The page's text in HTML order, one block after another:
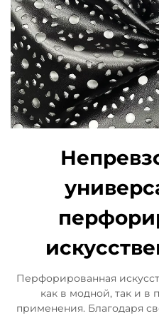
Перфорированная
как в модной, так и
применения. Благодаря